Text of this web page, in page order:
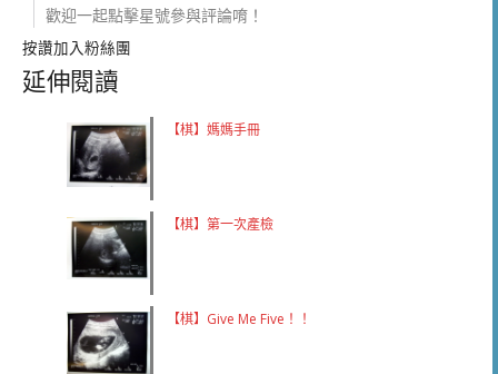
歡迎一起點擊星號參與評論唷！
按讚加入粉絲團
延伸閱讀
【棋】媽媽手冊
【棋】第一次產檢
【棋】Give Me Five！！